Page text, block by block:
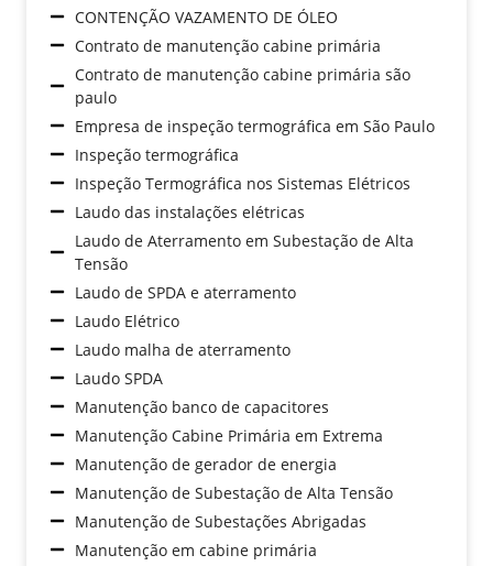
CONTENÇÃO VAZAMENTO DE ÓLEO
Contrato de manutenção cabine primária
Contrato de manutenção cabine primária são
paulo
Empresa de inspeção termográfica em São Paulo
Inspeção termográfica
Inspeção Termográfica nos Sistemas Elétricos
Laudo das instalações elétricas
Laudo de Aterramento em Subestação de Alta
Tensão
Laudo de SPDA e aterramento
Laudo Elétrico
Laudo malha de aterramento
Laudo SPDA
Manutenção banco de capacitores
Manutenção Cabine Primária em Extrema
Manutenção de gerador de energia
Manutenção de Subestação de Alta Tensão
Manutenção de Subestações Abrigadas
Manutenção em cabine primária